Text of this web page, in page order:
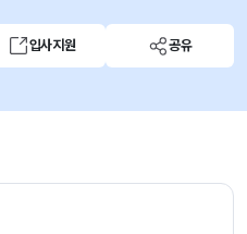
입사지원 공유